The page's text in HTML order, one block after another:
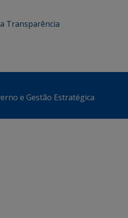
Transparência
e Gestão Estratégica